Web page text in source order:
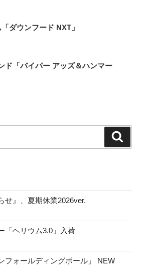
ダウンフード NXT」
ド「バイパー アッズ＆ハンマー
せ』、夏期休業2026ver.
「ヘリウム3.0」入荷
フォールディングポール」 NEW